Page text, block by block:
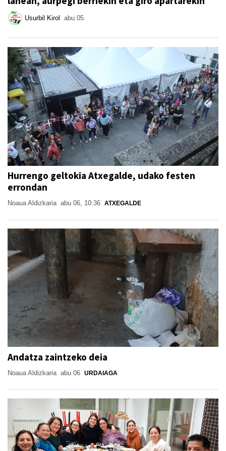
Usurbil Kirol abu 05
Hurrengo geltokia Atxegalde, udako festen
errondan
Noaua Aldizkaria abu 06, 10:36 ATXEGALDE
Andatza zaintzeko deia
Noaua Aldizkaria abu 06 URDAIAGA